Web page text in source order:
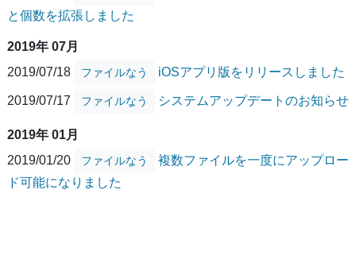
と個数を拡張しました
2019年 07月
2019/07/18
ファイルなう iOSアプリ版をリリースしました
2019/07/17 ファイルなう システムアップデートのお知らせ
2019年 01月
2019/01/20
ファイルなう
複数ファイルを一度にアップロー
ド可能になりました